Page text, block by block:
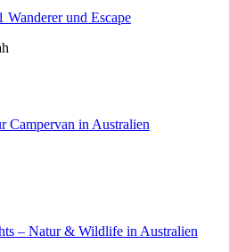
Wanderer und Escape
Campervan in Australien
– Natur & Wildlife in Australien